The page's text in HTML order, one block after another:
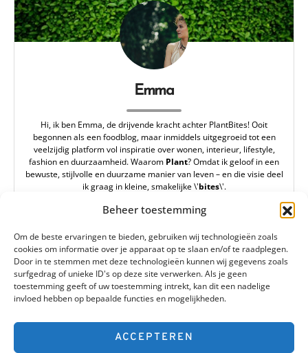
Beheer toestemming
Om de beste ervaringen te bieden, gebruiken wij technologieën zoals
cookies om informatie over je apparaat op te slaan en/of te raadplegen.
Door in te stemmen met deze technologieën kunnen wij gegevens zoals
surfgedrag of unieke ID's op deze site verwerken. Als je geen
toestemming geeft of uw toestemming intrekt, kan dit een nadelige
invloed hebben op bepaalde functies en mogelijkheden.
ACCEPTEREN
Emma
Hi, ik ben Emma, de drijvende kracht achter PlantBites! Ooit
begonnen als een foodblog, maar inmiddels uitgegroeid tot een
veelzijdig platform vol inspiratie over wonen, interieur, lifestyle,
fashion en duurzaamheid. Waarom Plant? Omdat ik geloof in een
bewuste, stijlvolle en duurzame manier van leven – en die visie deel
ik graag in kleine, smakelijke \'bites\'.
redactie@plantbites.nl
Plantbites